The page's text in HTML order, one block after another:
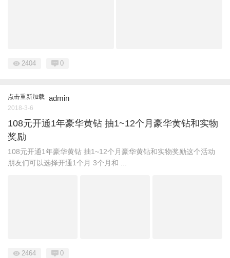
2404 0
点击重新加载 admin
2018-3-6
108元开通1年豪华黄钻 抽1~12个月豪华黄钻和实物
奖励
108元开通1年豪华黄钻 抽1~12个月豪华黄钻和实物奖励这个活动
朋友们可以选择开通1个月 3个月和 ...
2464 0